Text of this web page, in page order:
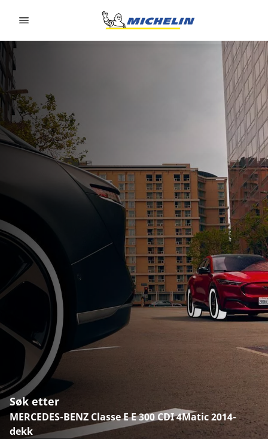
Søk etter
MERCEDES-BENZ Classe E E 300 CDI 4Matic 2014-
dekk